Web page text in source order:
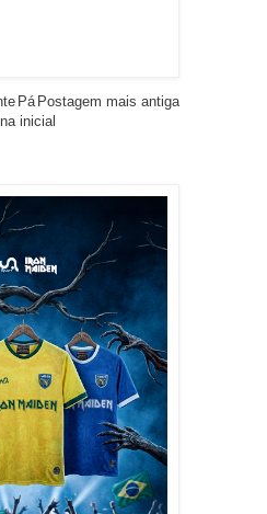
Postagem mais antiga
Pá
inicial